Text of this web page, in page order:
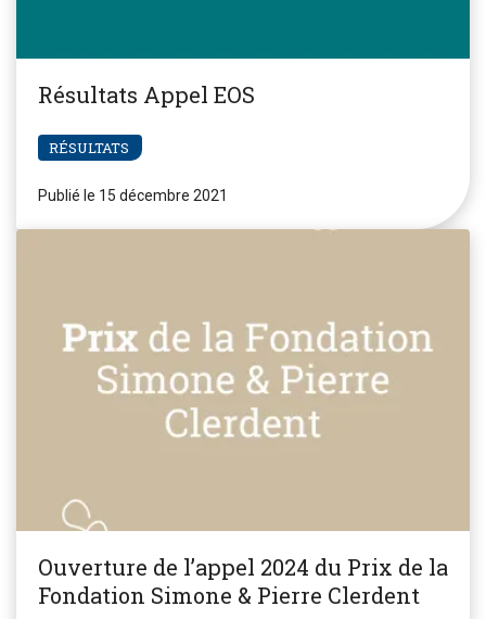
Résultats Appel EOS
RÉSULTATS
Publié le 15 décembre 2021
Ouverture de l’appel 2024 du Prix de la
Fondation Simone & Pierre Clerdent